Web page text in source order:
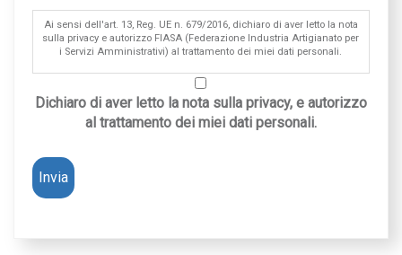
Ai sensi dell'art. 13, Reg. UE n. 679/2016, dichiaro di aver letto la nota
sulla privacy e autorizzo FIASA (Federazione Industria Artigianato per
i Servizi Amministrativi) al trattamento dei miei dati personali.
Dichiaro di aver letto la nota sulla privacy, e autorizzo
al trattamento dei miei dati personali.